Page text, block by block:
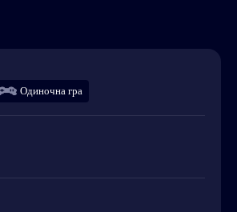
Одиночна гра